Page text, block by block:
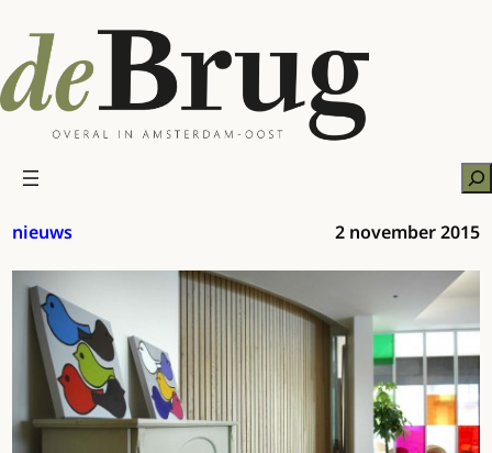
naar
de
inhoud
nieuws 2 november 2015